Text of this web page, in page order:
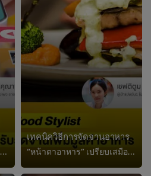
ติดอาวุธทำการตลาดออนไลน์ หัวใจหลักสำคัญธุรกิจปัจจุบัน ตัวช่วยให้ธุรกิจเป็นที่รู้จักและสามารถสร้างรายได้อย่างก้าวกระโดด ผ่านการส...
เทคนิควิธีการจัดจานอาหาร
“หน้าตาอาหาร” เปรียบเสมือนหน้าตาของ “ร้านอาหาร” เรียนรู้เทคนิคการรังสรรค์ เพิ่มมูลค่าอาหารด้วยการจัดจาน ตั้งแต่ข้อดีของการจัดจา...